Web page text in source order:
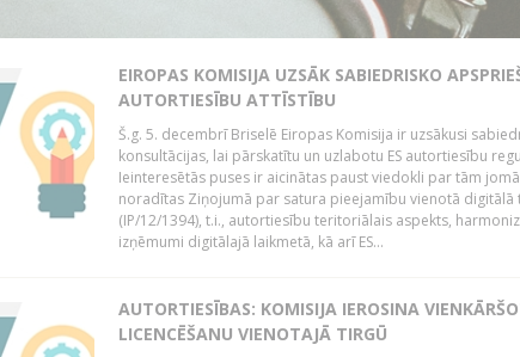
EIROPAS KOMISIJA UZSĀK SABIEDRISKO
AUTORTIESĪBU ATTĪSTĪBU
Š.g. 5. decembrī Briselē Eiropas Komisija ir uzsākusi
konsultācijas, lai pārskatītu un uzlabotu ES autortiesību
Ieinteresētās puses ir aicinātas paust viedokli par tām
noradītas Ziņojumā par satura pieejamību vienotā digitālā
(IP/12/1394), t.i., autortiesību teritoriālais aspekts,
izņēmumi digitālajā laikmetā, kā arī ES...
AUTORTIESĪBAS: KOMISIJA IEROSINA
LICENCĒŠANU VIENOTAJĀ TIRGŪ